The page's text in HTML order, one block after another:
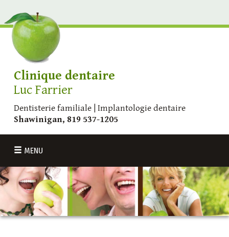
Clinique dentaire
Luc Farrier
Dentisterie familiale | Implantologie dentaire
Shawinigan, 819 537-1205
MENU